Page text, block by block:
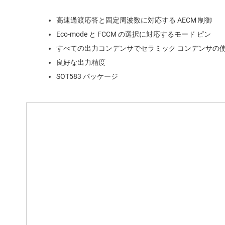
高速過渡応答と固定周波数に対応する AECM 制御
Eco-mode と FCCM の選択に対応するモード ピン
すべての出力コンデンサでセラミック コンデンサの
良好な出力精度
SOT583 パッケージ